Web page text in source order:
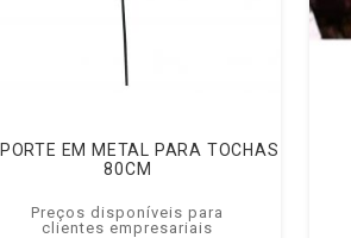
EM METAL PARA TOCHAS
80CM
Preços disponíveis para
clientes empresariais